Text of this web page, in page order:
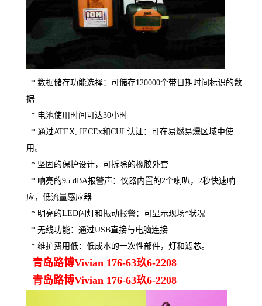
* 数据储存功能选择：可储存120000个带日期时间标识的数
据
* 电池使用时间可达30小时
* 通过ATEX, IECEx和CUL认证：可在易燃易爆区域中使
用。
* 坚固的保护设计，可拆除的橡胶外套
* 响亮的95 dBA报警声：仪器内置的2个喇叭，2秒快速响
应，低流量感应器
* 明亮的LED闪灯和振动报警：可显示现场*状况
* 无线功能：通过USB直接与电脑连接
* 维护费用低：低成本的一次性部件，灯和滤芯。
青岛路博Vivian 176-63玖6-2208
青岛路博Vivian 176-63玖6-2208